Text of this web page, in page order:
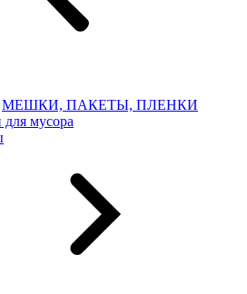
МЕШКИ, ПАКЕТЫ, ПЛЕНКИ
мусора